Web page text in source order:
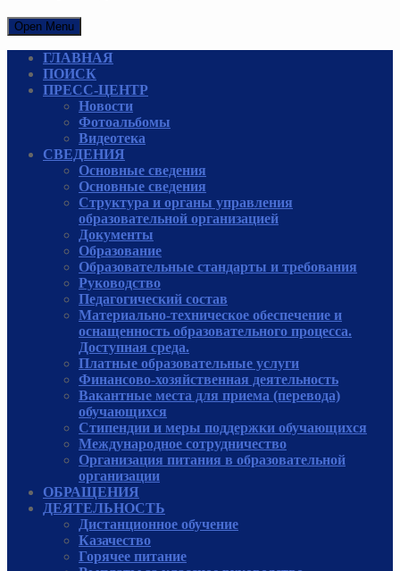
Open Menu
ГЛАВНАЯ
ПОИСК
ПРЕСС-ЦЕНТР
Новости
Фотоальбомы
Видеотека
СВЕДЕНИЯ
Основные сведения
Основные сведения
Структура и органы управления
образовательной организацией
Документы
Образование
Образовательные стандарты и требования
Руководcтво
Педагогический состав
Материально-техническое обеспечение и
оснащенность образовательного процесса.
Доступная среда.
Платные образовательные услуги
Финансово-хозяйственная деятельность
Вакантные места для приема (перевода)
обучающихся
Стипендии и меры поддержки обучающихся
Международное сотрудничество
Организация питания в образовательной
организации
ОБРАЩЕНИЯ
ДЕЯТЕЛЬНОСТЬ
Дистанционное обучение
Казачество
Горячее питание